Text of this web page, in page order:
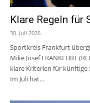
Klare Regeln für
30. Juli 2026
Sportkreis Frankfurt
Mike Josef FRANKFURT
klare Kriterien für
Im Juli hat...